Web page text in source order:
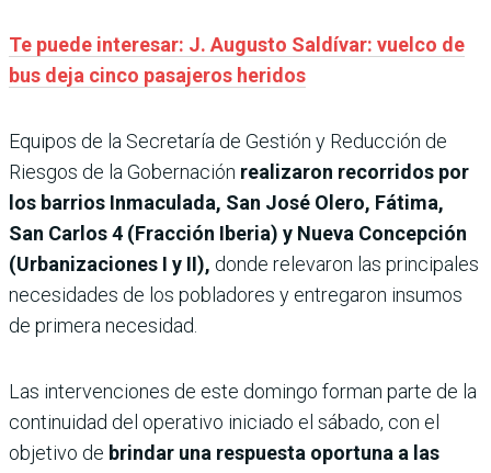
Te puede interesar: J. Augusto Saldívar: vuelco de
bus deja cinco pasajeros heridos
Equipos de la Secretaría de Gestión y Reducción de
Riesgos de la Gobernación realizaron recorridos por
los barrios Inmaculada, San José Olero, Fátima,
San Carlos 4 (Fracción Iberia) y Nueva Concepción
(Urbanizaciones I y II), donde relevaron las principales
necesidades de los pobladores y entregaron insumos
de primera necesidad.
Las intervenciones de este domingo forman parte de la
continuidad del operativo iniciado el sábado, con el
objetivo de brindar una respuesta oportuna a las